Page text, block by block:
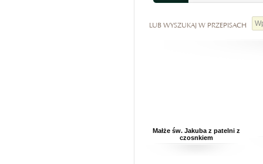
LUB WYSZUKAJ W PRZEPISACH
Małże św. Jakuba z patelni z
czosnkiem